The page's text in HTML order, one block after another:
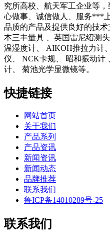
究所高校、航天军工企业等
心做事、诚信做人、服务***
品质的产品及提供良好的技
本三丰量具 、英国雷尼绍测
温湿度计、 AIKOH推拉力计
仪、 NCK卡规、 昭和振动计
计、 菊池光学显微镜等。
快捷链接
网站首页
关于我们
产品系列
产品资讯
新闻资讯
新闻动态
品牌推荐
联系我们
鲁ICP备14010289号-25
联系我们